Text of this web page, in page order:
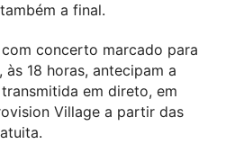
a final.
concerto marcado para
às 18 horas, antecipam a
em direto, em
Village a partir das